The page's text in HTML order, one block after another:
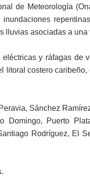
de Meteorología
lluvias asociadas a una
y ráfagas de
litoral costero
Sánchez
Domingo, Puerto
Rodríguez, El